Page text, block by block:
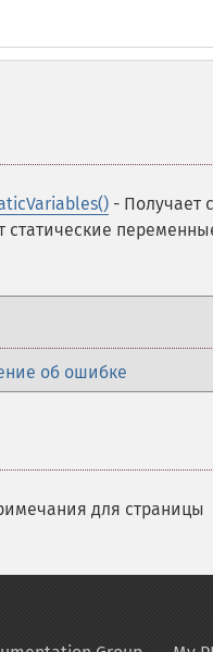
- Получает
статические
об ошибке
для страницы